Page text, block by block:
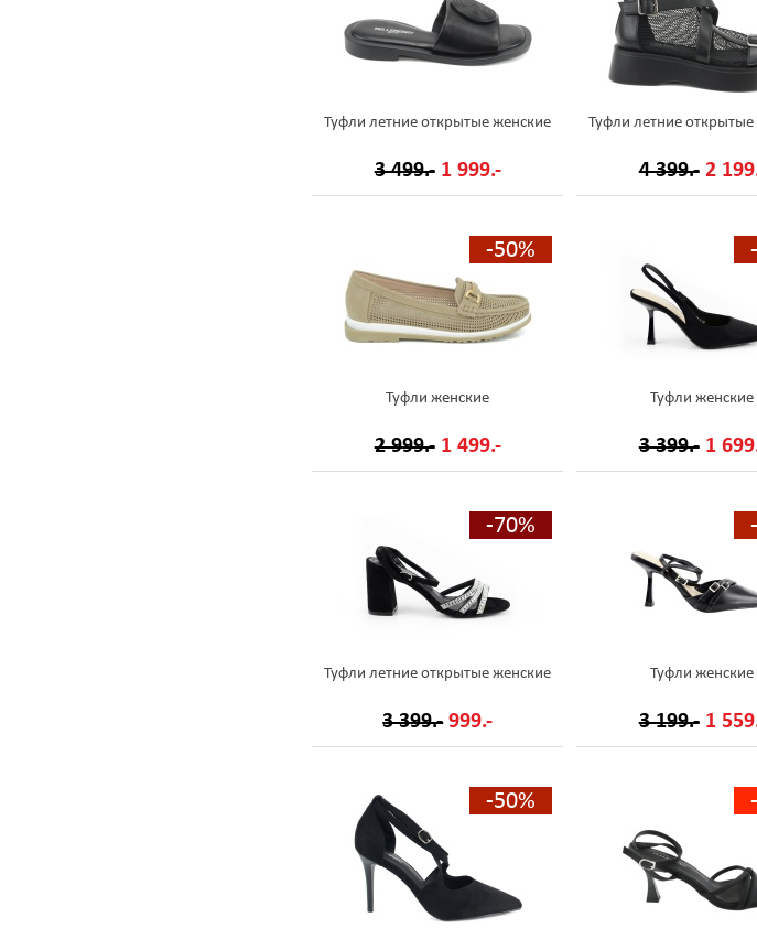
Туфли летние открытые женские
3 499.- 1 999.-
Туфли летние
4 399.- 2
-50%
Туфли женские
2 999.- 1 499.-
Туфли женские
3 399.- 1
-70%
Туфли летние открытые женские
3 399.- 999.-
Туфли женские
3 199.- 1
-50%